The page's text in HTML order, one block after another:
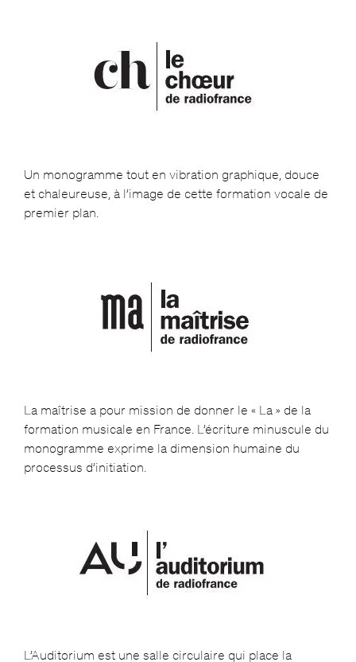
Un monogramme tout en vibration graphique, douce
et chaleureuse, à l’image de cette formation vocale de
premier plan.
La maîtrise a pour mission de donner le « La » de la
formation musicale en France. L’écriture minuscule du
monogramme exprime la dimension humaine du
processus d’initiation.
L’Auditorium est une salle circulaire qui place la